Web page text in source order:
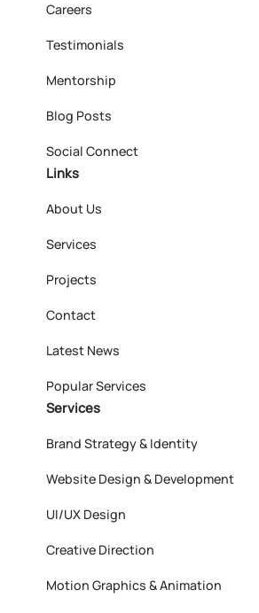
Careers
Testimonials
Mentorship
Blog Posts
Social Connect
Links
About Us
Services
Projects
Contact
Latest News
Popular Services
Services
Brand Strategy & Identity
Website Design & Development
UI/UX Design
Creative Direction
Motion Graphics & Animation